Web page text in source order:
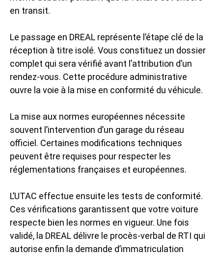
en transit.
Le passage en DREAL représente l’étape clé de la
réception à titre isolé. Vous constituez un dossier
complet qui sera vérifié avant l’attribution d’un
rendez-vous. Cette procédure administrative
ouvre la voie à la mise en conformité du véhicule.
La mise aux normes européennes nécessite
souvent l’intervention d’un garage du réseau
officiel. Certaines modifications techniques
peuvent être requises pour respecter les
réglementations françaises et européennes.
L’UTAC effectue ensuite les tests de conformité.
Ces vérifications garantissent que votre voiture
respecte bien les normes en vigueur. Une fois
validé, la DREAL délivre le procès-verbal de RTI qui
autorise enfin la demande d’immatriculation